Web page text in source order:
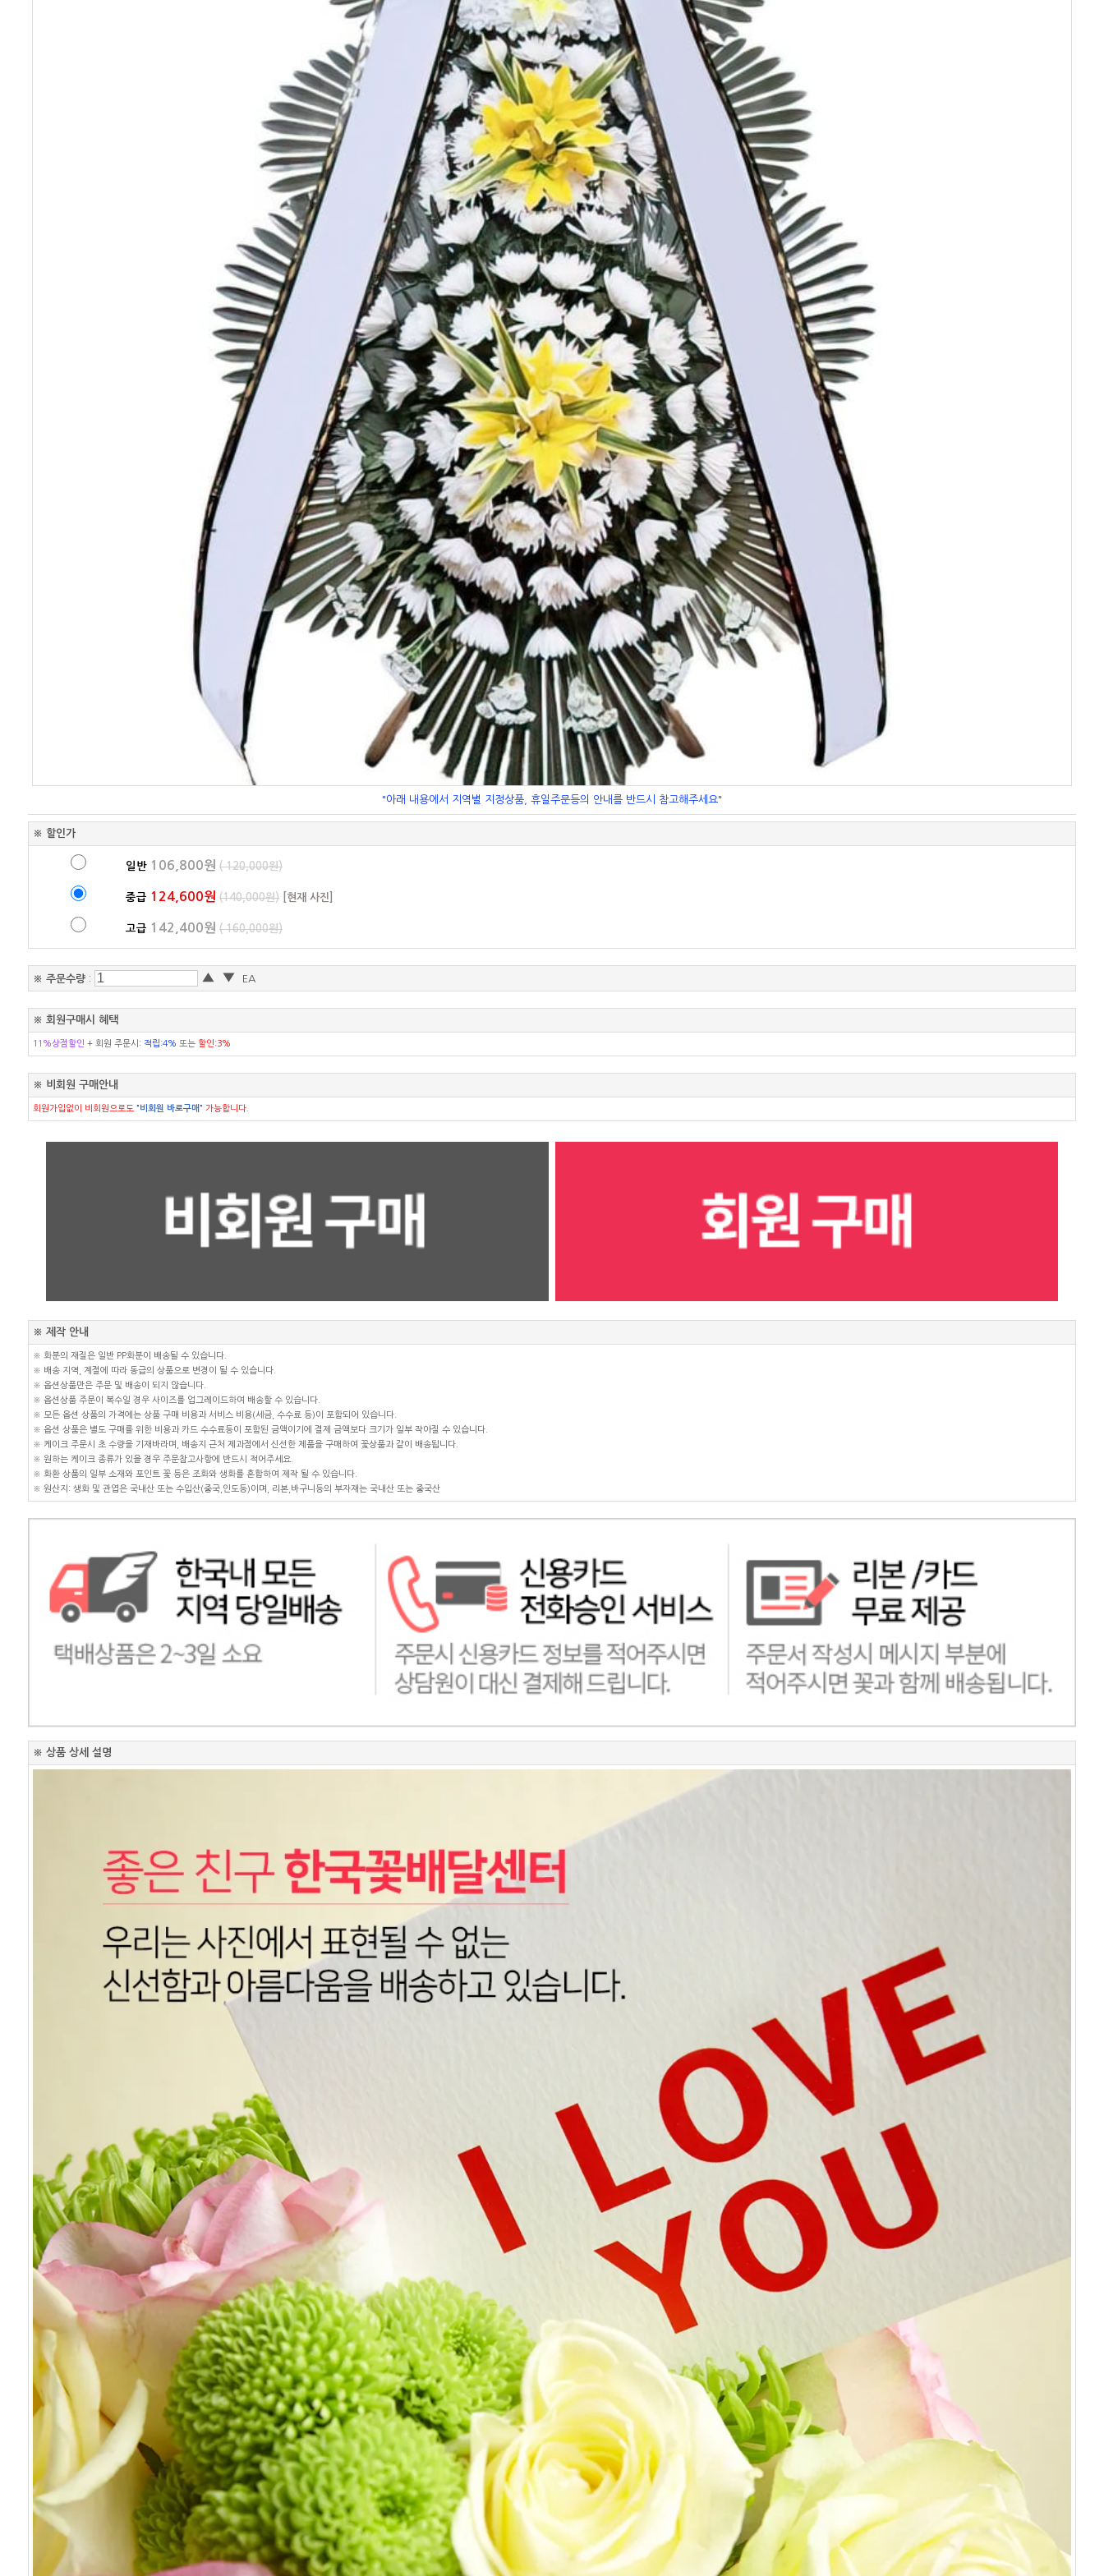
"아래 내용에서 지역별 지정상품, 휴일주문등의 안내를 반드시 참고해주세요"
※ 할인가
일반 106,800원 ( 120,000원)
중급 124,600원 (140,000원) [현재 사진]
고급 142,400원 ( 160,000원)
※ 주문수량 : ▲ ▼ EA
※ 회원구매시 혜택
11%상점할인 + 회원 주문시: 적립:4% 또는 할인:3%
※ 비회원 구매안내
회원가입없이 비회원으로도 "비회원 바로구매" 가능합니다.
※ 제작 안내
※ 화분의 재질은 일반 PP화분이 배송될 수 있습니다.
※ 배송 지역, 계절에 따라 동급의 상품으로 변경이 될 수 있습니다.
※ 옵션상품만은 주문 및 배송이 되지 않습니다.
※ 옵션상품 주문이 복수일 경우 사이즈를 업그레이드하여 배송할 수 있습니다.
※ 모든 옵션 상품의 가격에는 상품 구매 비용과 서비스 비용(세금, 수수료 등)이 포함되어 있습니다.
※ 옵션 상품은 별도 구매를 위한 비용과 카드 수수료등이 포함된 금액이기에 결제 금액보다 크기가 일부 작아질 수 있습니다.
※ 케이크 주문시 초 수량을 기재바라며, 배송지 근처 제과점에서 신선한 제품을 구매하여 꽃상품과 같이 배송됩니다.
※ 원하는 케이크 종류가 있을 경우 주문참고사항에 반드시 적어주세요.
※ 화환 상품의 일부 소재와 포인트 꽃 등은 조화와 생화를 혼합하여 제작 될 수 있습니다.
※ 원산지: 생화 및 관엽은 국내산 또는 수입산(중국,인도등)이며, 리본,바구니등의 부자재는 국내산 또는 중국산
※ 상품 상세 설명